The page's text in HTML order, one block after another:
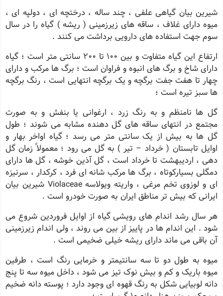
شیرین بیان گیاهی علفی ، چند ساله ، درختچه ای ، دولپه ای ،
میوه دارای غلاف ، ساقه های زیرزمینی ( ریشه ) گیاه را در سال
سوم جهت استفاده های دارویی برداشت می کنند .
ارتفاع این گیاه متفاوت و بین 100 تا 200 سانتی متر است ؛ گیاه
دارای شاخ و برگ های انبوه و فراوان است ؛ برگ ها مرکب و دارای
چهار تا هفت جفت برگچه و یک برگچه انتهایی است ، رنگ برگچه
ها سبز تیره است ؛
گل ها نامنظم و به رنگ زرد ، ارغوانی یا بنفش و به صورت
مجتمع در انتهای ساقه های گل دهنده مشابه می شوند ؛ طول
گل ها به بیش از یک سانتی متر می رسد ؛ گیاه اواخر بهار و
اوایل تابستان ( خرداد – تیر ) به گل می رود ؛ معمولاً زمان گل
دهی ، اردیبهشت تا خرداد است ، گل آذین خوشه ، گل ها دارای
دمگلی بسیارکوتاه ، برگ ها مرکب شانه ای فرد ، کرکدار ، سرنیزه
ای و لوزوی تخم مرغی ، واریته ویولاسه Violaceae شیرین بیان
ایرانی که بیش تر مناطق ایران به صورت خودرو است .
هر سال رشد اندام های رویشی گیاه از اوایل فروردین شروع می
شود . این اندام ها در پاییز از بین می روند ، ولی اندام زیرزمینی
آن باقی می ماند دارای ریشه خیلی ضخیمی است .
میوه به طول دو تا سه سانتیمتر و خرمایی رنگ است ، طرفین
میوه باریک و کم و بیش نوک تیز می شود ، داخل میوه سه تا پنج
دانه لوبیایی شکل به رنگ قهوه ای وجود دارد ؛ پوسته دانه ضخیم